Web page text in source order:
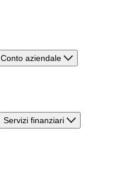
Conto aziendale
Servizi finanziari